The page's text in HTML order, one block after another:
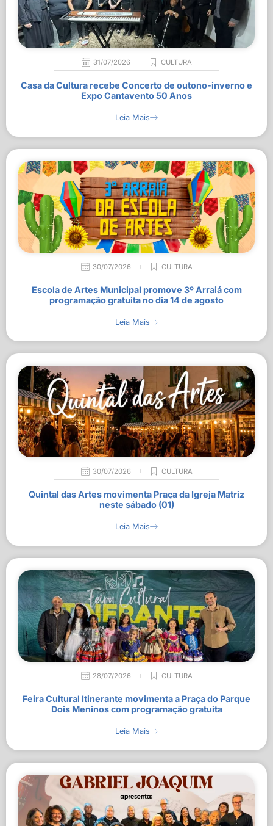
31/07/2026 CULTURA
Casa da Cultura recebe Concerto de outono-inverno e
Expo Cantavento 50 Anos
Leia Mais
30/07/2026 CULTURA
Escola de Artes Municipal promove 3º Arraiá com
programação gratuita no dia 14 de agosto
Leia Mais
30/07/2026 CULTURA
Quintal das Artes movimenta Praça da Igreja Matriz
neste sábado (01)
Leia Mais
28/07/2026 CULTURA
Feira Cultural Itinerante movimenta a Praça do Parque
Dois Meninos com programação gratuita
Leia Mais